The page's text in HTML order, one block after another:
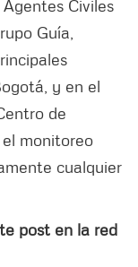
Civiles
Guía,
y en el
de
monitoreo
cualquier
post en la red